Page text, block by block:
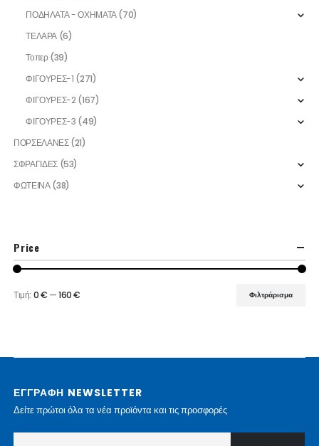
ΠΟΔΗΛΑΤΑ - ΟΧΗΜΑΤΑ(70)
ΤΕΛΑΡΑ (6)
Τοπερ (39)
ΦΙΓΟΥΡΕΣ-1 (271)
ΦΙΓΟΥΡΕΣ-2(167)
ΦΙΓΟΥΡΕΣ-3 (49)
ΠΟΡΣΕΛΑΝΕΣ (21)
ΣΦΡΑΓΙΔΕΣ (53)
ΦΩΤΕΙΝΑ(38)
Price
Ελάχιστη
Μέγιστη
Φιλτράρισμα
Τιμή: 0 € —160 €
ΕΓΓΡΑΦΗ NEWSLETTER
Δείτε πρώτοι όλα τα νέα προϊόντα και τις προσφορές